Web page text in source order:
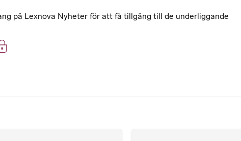
på Lexnova Nyheter för att få tillgång till de underliggande